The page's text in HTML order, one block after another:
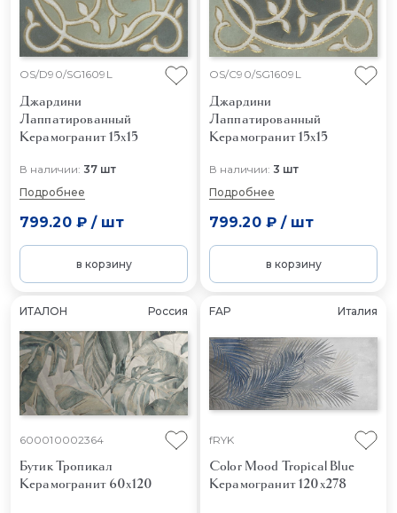
OS/D90/SG1609L
Джардини
Лаппатированный
Керамогранит 15x15
В наличии: 37 шт
Подробнее
799.20 ₽/ шт
в корзину
OS/C90/SG1609L
Джардини
Лаппатированный
Керамогранит 15x15
В наличии: 3 шт
Подробнее
799.20 ₽/ шт
в корзину
ИТАЛОН Россия
600010002364
Бутик Тропикал
Керамогранит 60x120
FAP Италия
fRYK
Color Mood Tropical Blue
Керамогранит 120x278